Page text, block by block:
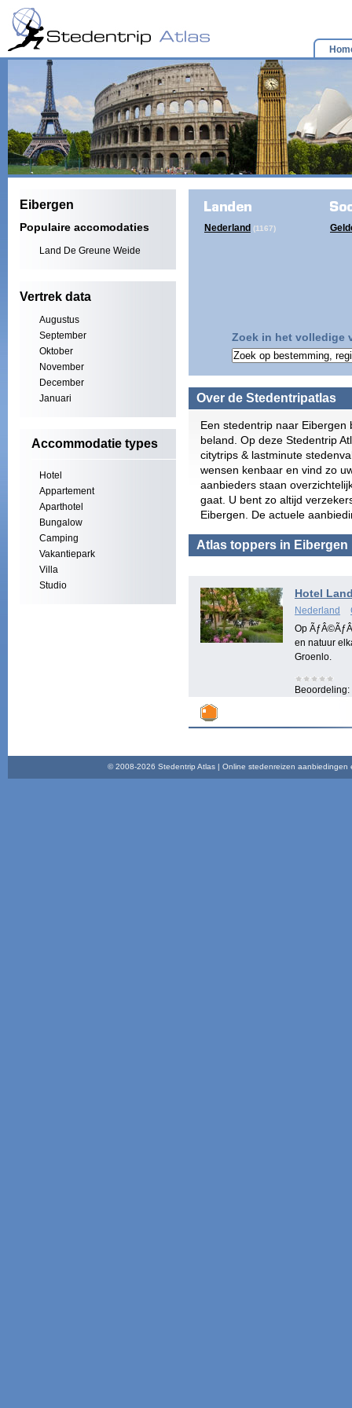
Eibergen
Populaire accomodaties
Land De Greune Weide
Vertrek data
Augustus
September
Oktober
November
December
Januari
Accommodatie types
Hotel
Appartement
Aparthotel
Bungalow
Camping
Vakantiepark
Villa
Studio
Nederland (1167)
Zoek in het volledige
Over de Stedentripatlas
Een stedentrip naar
beland. Op deze Stedentrip
citytrips & lastminute
wensen kenbaar en vind zo
aanbieders staan
gaat. U bent zo altijd
Eibergen. De actuele
Atlas toppers in Eibergen
Hotel
Nederland
Op
en natuur
Groenlo.
Beoordeling:
© 2008-2026 Stedentrip Atlas | Online stedenreizen